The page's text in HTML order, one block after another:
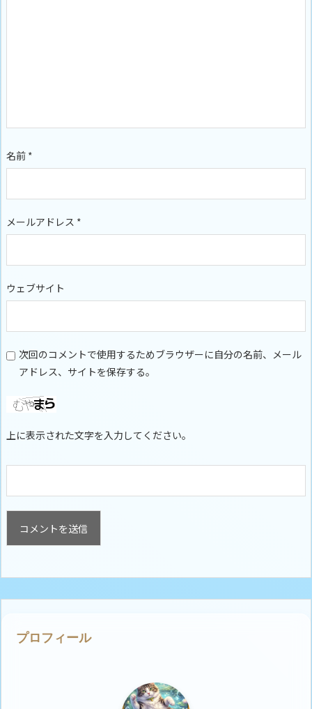
名前 *
メールアドレス *
ウェブサイト
次回のコメントで使用するためブラウザーに自分の名前、メール
アドレス、サイトを保存する。
上に表示された文字を入力してください。
プロフィール